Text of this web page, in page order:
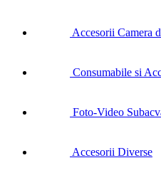
Accesorii Camera
Consumabile si
Foto-Video
Accesorii Diverse